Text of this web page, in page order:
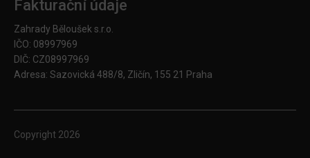
Fakturační údaje
Zahrady Běloušek s.r.o.
IČO: 08997969
DIČ: CZ08997969
Adresa: Sazovická 488/8, Zličín, 155 21 Praha
Copyright 2026